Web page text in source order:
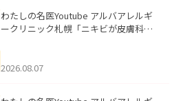
わたしの名医Youtube アルバアレルギ
ークリニック札幌「ニキビが皮膚科で
ました。
2026.08.07